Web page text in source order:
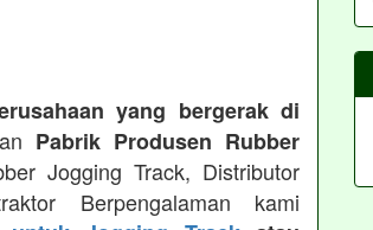
yang bergerak di
Pabrik Produsen Rubber
Jogging Track, Distributor
Berpengalaman kami